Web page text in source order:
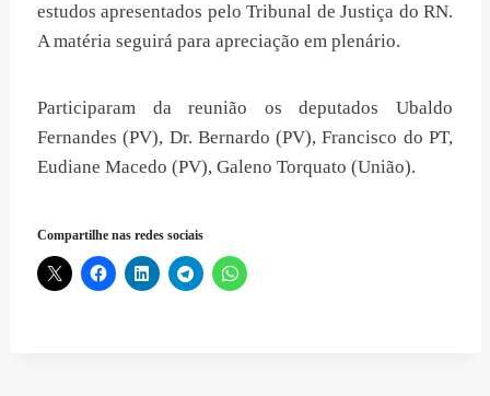
estudos apresentados pelo Tribunal de Justiça do RN.
A matéria seguirá para apreciação em plenário.
Participaram da reunião os deputados Ubaldo
Fernandes (PV), Dr. Bernardo (PV), Francisco do PT,
Eudiane Macedo (PV), Galeno Torquato (União).
Compartilhe nas redes sociais